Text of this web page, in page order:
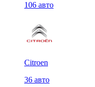
106 авто
Citroen
36 авто